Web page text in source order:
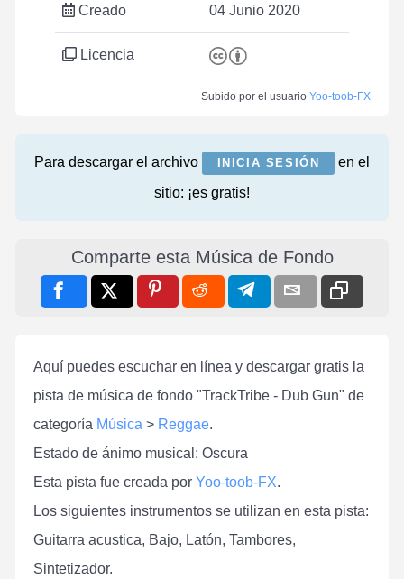
Creado 04 Junio 2020
Licencia
Subido por el usuario Yoo-toob-FX
Para descargar el archivo INICIA SESIÓN
en el
sitio: ¡es gratis!
Comparte esta Música de Fondo
Aquí puedes escuchar en línea y descargar gratis la
pista de música de fondo "TrackTribe - Dub Gun" de
categoría Música > Reggae.
Estado de ánimo musical: Oscura
Esta pista fue creada por Yoo-toob-FX.
Los siguientes instrumentos se utilizan en esta pista:
Guitarra acustica, Bajo, Latón, Tambores,
Sintetizador.